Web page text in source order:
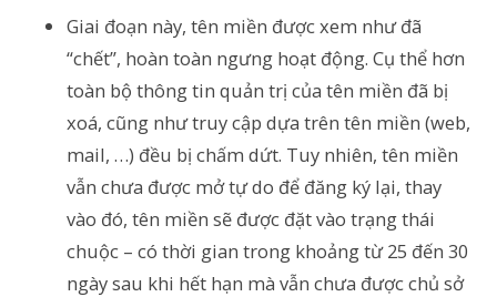
Giai đoạn này, tên miền được xem như đã
“chết”, hoàn toàn ngưng hoạt động. Cụ thể hơn
toàn bộ thông tin quản trị của tên miền đã bị
xoá, cũng như truy cập dựa trên tên miền (web,
mail, …) đều bị chấm dứt. Tuy nhiên, tên miền
vẫn chưa được mở tự do để đăng ký lại, thay
vào đó, tên miền sẽ được đặt vào trạng thái
chuộc – có thời gian trong khoảng từ 25 đến 30
ngày sau khi hết hạn mà vẫn chưa được chủ sở